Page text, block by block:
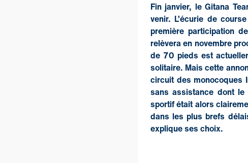
Fin janvier, le Gitana
venir. L’écurie de
première participation
relèvera en novembre
de 70 pieds est
solitaire. Mais cette
circuit des monocoques
sans assistance dont
sportif était alors
dans les plus brefs
explique ses choix.